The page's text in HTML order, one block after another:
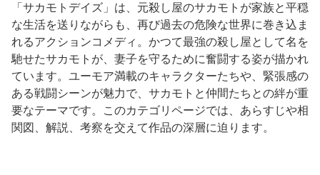
「サカモトデイズ」は、元殺し屋のサカモトが家族と平穏
な生活を送りながらも、再び過去の危険な世界に巻き込ま
れるアクションコメディ。かつて最強の殺し屋として名を
馳せたサカモトが、妻子を守るために奮闘する姿が描かれ
ています。ユーモア満載のキャラクターたちや、緊張感の
ある戦闘シーンが魅力で、サカモトと仲間たちとの絆が重
要なテーマです。このカテゴリページでは、あらすじや相
関図、解説、考察を交えて作品の深層に迫ります。